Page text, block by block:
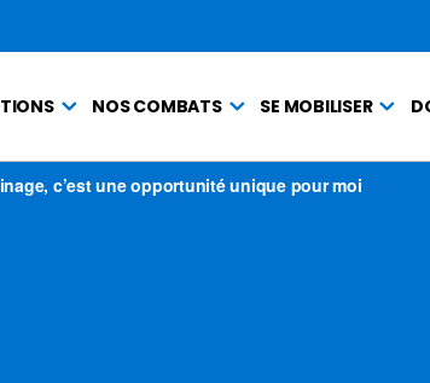
NOS COMBATS SE MOBILISER
c’est une opportunité unique pour moi